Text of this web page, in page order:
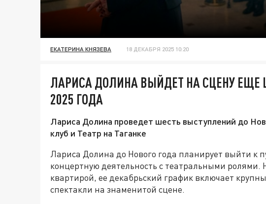
ЕКАТЕРИНА КНЯЗЕВА 18 ДЕКАБРЯ 2025 10:20
ЛАРИСА ДОЛИНА ВЫЙДЕТ НА СЦЕНУ ЕЩЕ
2025 ГОДА
Лариса Долина проведет шесть выступлений до
клуб и Театр на Таганке
Лариса Долина до Нового года планирует выйти к
концертную деятельность с театральными
квартирой, ее декабрьский график включает
спектакли на знаменитой сцене.